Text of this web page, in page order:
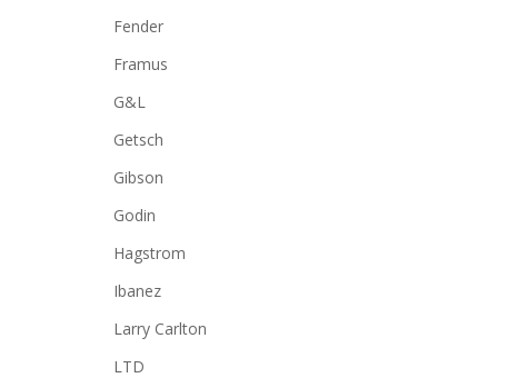
Fender
Framus
G&L
Getsch
Gibson
Godin
Hagstrom
Ibanez
Larry Carlton
LTD